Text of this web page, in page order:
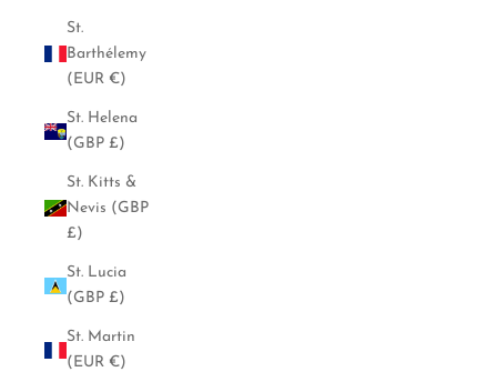
St.
Barthélemy
(EUR €)
St. Helena
(GBP £)
St. Kitts &
Nevis (GBP
£)
St. Lucia
(GBP £)
St. Martin
(EUR €)